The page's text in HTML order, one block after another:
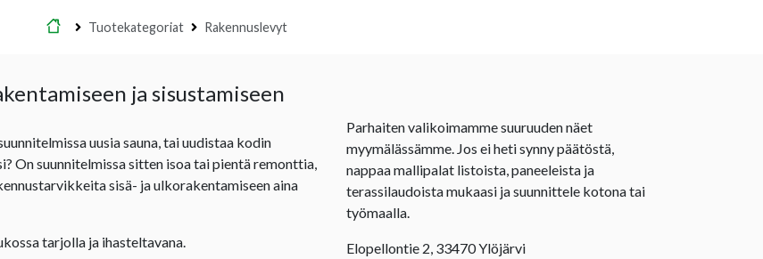
Etusivu
Tuotekategoriat Rakennuslevyt
ja sisustamiseen
uusia sauna, tai uudistaa kodin
On suunnitelmissa sitten isoa tai pientä remonttia,
sisä- ja ulkorakentamiseen aina
tarjolla ja ihasteltavana.
Parhaiten valikoimamme suuruuden näet
myymälässämme. Jos ei heti synny päätöstä,
nappaa mallipalat listoista, paneeleista ja
terassilaudoista mukaasi ja suunnittele kotona tai
työmaalla.
Elopellontie 2, 33470 Ylöjärvi